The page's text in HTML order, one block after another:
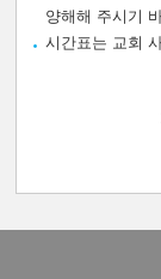
양해해 주시기
시간표는 교회